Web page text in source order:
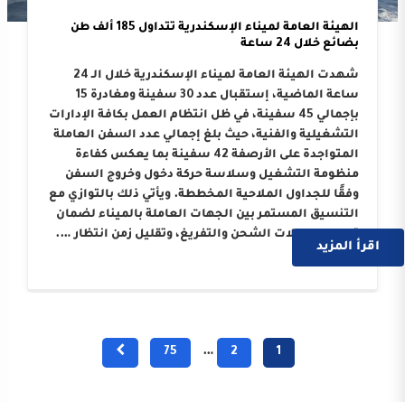
الهيئة العامة لميناء الإسكندرية تتداول 185 ألف طن
بضائع خلال 24 ساعة
شهدت الهيئة العامة لميناء الإسكندرية خلال الـ 24
ساعة الماضية، إستقبال عدد 30 سفينة ومغادرة 15
بإجمالي 45 سفينة، في ظل انتظام العمل بكافة الإدارات
التشغيلية والفنية، حيث بلغ إجمالي عدد السفن العاملة
المتواجدة على الأرصفة 42 سفينة بما يعكس كفاءة
منظومة التشغيل وسلاسة حركة دخول وخروج السفن
وفقًا للجداول الملاحية المخططة. ويأتي ذلك بالتوازي مع
التنسيق المستمر بين الجهات العاملة بالميناء لضمان
تسريع معدلات الشحن والتفريغ، وتقليل زمن انتظار ….
اقرأ المزيد
1
2
…
75